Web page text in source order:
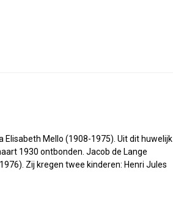
Mello (1908-1975). Uit dit huwelijk
1930 ontbonden. Jacob de Lange
Zij kregen twee kinderen: Henri Jules